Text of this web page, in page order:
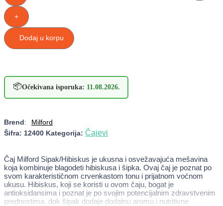
+
Dodaj u korpu
📦Očekivana isporuka: 11.08.2026.
Brend:
Milford
Šifra: 12400 Kategorija: Čajevi
Čaj Milford Sipak/Hibiskus je ukusna i osvežavajuća mešavina
koja kombinuje blagodeti hibiskusa i šipka. Ovaj čaj je poznat po
svom karakterističnom crvenkastom tonu i prijatnom voćnom
ukusu. Hibiskus, koji se koristi u ovom čaju, bogat je
antioksidansima i poznat je po svojim potencijalnim zdravstvenim
prednostima, dok šipak dodaje dodatnu aromu i nutritivne